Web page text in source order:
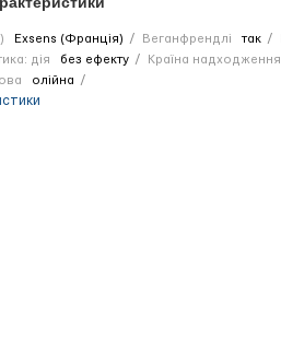
Exsens (Франція) Веганфрендлі так
дія без ефекту Країна надходження
олійна